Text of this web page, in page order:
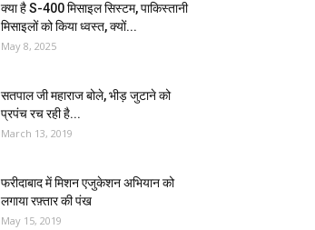
क्या है S-400 मिसाइल सिस्टम, पाकिस्तानी
मिसाइलों को किया ध्वस्त, क्यों...
May 8, 2025
सतपाल जी महाराज बोले, भीड़ जुटाने को
प्रपंच रच रही है...
March 13, 2019
फरीदाबाद में मिशन एजुकेशन अभियान को
लगाया रफ़्तार की पंख
May 15, 2019